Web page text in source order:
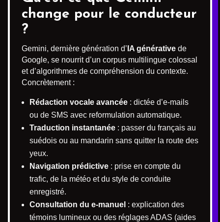
change pour le conducteur
?
Gemini, dernière génération d’ IA générative de
Google, se nourrit d’un corpus multilingue colossal
et d’algorithmes de compréhension du contexte.
Concrètement :
Rédaction vocale avancée : dictée d’e-mails
ou de SMS avec reformulation automatique.
Traduction instantanée : passer du français au
suédois ou au mandarin sans quitter la route des
yeux.
Navigation prédictive : prise en compte du
trafic, de la météo et du style de conduite
enregistré.
Consultation du e-manuel : explication des
témoins lumineux ou des réglages ADAS (aides